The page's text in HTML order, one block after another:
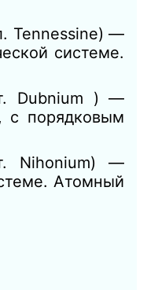
Tennessine) —
системе.
Dubnium ) —
с порядковым
Nihonium) —
Атомный